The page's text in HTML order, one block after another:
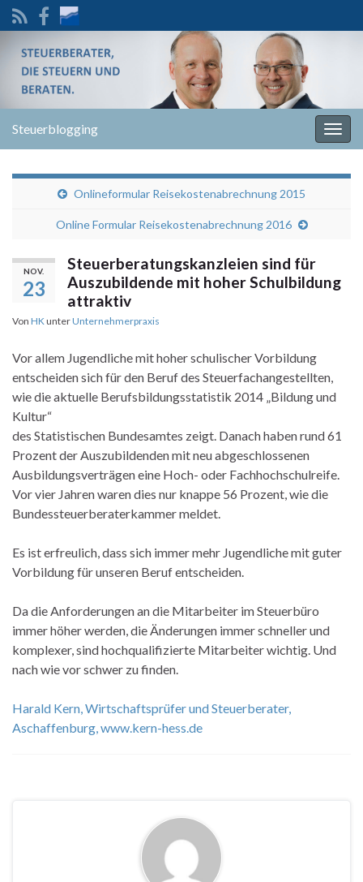
Steuerblogging
Onlineformular Reisekostenabrechnung 2015
Online Formular Reisekostenabrechnung 2016
NOV.
23
Steuerberatungskanzleien sind für
Auszubildende mit hoher Schulbildung
attraktiv
Von HK unterUnternehmerpraxis
Vor allem Jugendliche mit hoher schulischer Vorbildung
entscheiden sich für den Beruf des Steuerfachangestellten,
wie die aktuelle Berufsbildungsstatistik 2014 „Bildung und
Kultur“
des Statistischen Bundesamtes zeigt. Danach haben rund 61
Prozent der Auszubildenden mit neu abgeschlossenen
Ausbildungsverträgen eine Hoch- oder Fachhochschulreife.
Vor vier Jahren waren dies nur knappe 56 Prozent, wie die
Bundessteuerberaterkammer meldet.
Es ist erfreulich, dass sich immer mehr Jugendliche mit guter
Vorbildung für unseren Beruf entscheiden.
Da die Anforderungen an die Mitarbeiter im Steuerbüro
immer höher werden, die Änderungen immer schneller und
komplexer, sind hochqualifizierte Mitarbeiter wichtig. Und
nach wie vor schwer zu finden.
Harald Kern, Wirtschaftsprüfer und Steuerberater,
Aschaffenburg www.kern-hess.de